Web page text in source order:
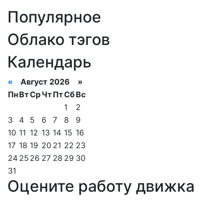
Популярное
Облако тэгов
Календарь
« Август 2026 »
ПнВтСрЧтПтСбВс
1
2
3
4 5 6 7 8
9
10 11 12 13 14 15 16
17 18 19 20 21 22 23
24 25 26 27 28 29 30
31
Оцените работу движка